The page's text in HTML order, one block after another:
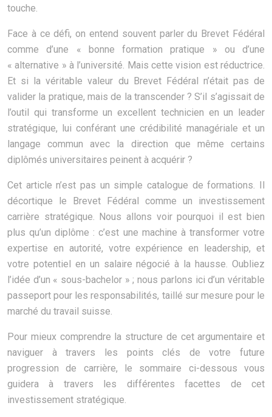
touche.
Face à ce défi, on entend souvent parler du Brevet Fédéral
comme d’une « bonne formation pratique » ou d’une
« alternative » à l’université. Mais cette vision est réductrice.
Et si la véritable valeur du Brevet Fédéral n’était pas de
valider la pratique, mais de la transcender ? S’il s’agissait de
l’outil qui transforme un excellent technicien en un leader
stratégique, lui conférant une crédibilité managériale et un
langage commun avec la direction que même certains
diplômés universitaires peinent à acquérir ?
Cet article n’est pas un simple catalogue de formations. Il
décortique le Brevet Fédéral comme un investissement
carrière stratégique. Nous allons voir pourquoi il est bien
plus qu’un diplôme : c’est une machine à transformer votre
expertise en autorité, votre expérience en leadership, et
votre potentiel en un salaire négocié à la hausse. Oubliez
l’idée d’un « sous-bachelor » ; nous parlons ici d’un véritable
passeport pour les responsabilités, taillé sur mesure pour le
marché du travail suisse.
Pour mieux comprendre la structure de cet argumentaire et
naviguer à travers les points clés de votre future
progression de carrière, le sommaire ci-dessous vous
guidera à travers les différentes facettes de cet
investissement stratégique.